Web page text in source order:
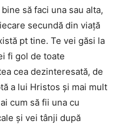
să faci una sau alta,
secundă din viaţă
pt tine. Te vei găsi la
fi gol de toate
cea dezinteresată, de
a lui Hristos şi mai mult
cum să fii una cu
şi vei tânji după